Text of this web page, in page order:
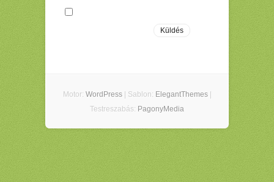
Motor: WordPress| Sablon: ElegantThemes|
Testreszabás: PagonyMedia